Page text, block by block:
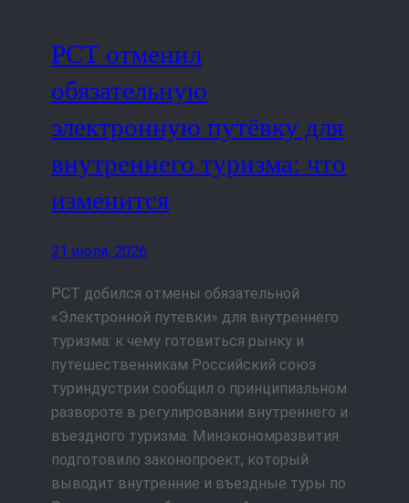
РСТ отменил
обязательную
электронную путёвку для
внутреннего туризма: что
изменится
21 июля, 2026
РСТ добился отмены обязательной
«Электронной путевки» для внутреннего
туризма: к чему готовиться рынку и
путешественникам Российский союз
туриндустрии сообщил о принципиальном
развороте в регулировании внутреннего и
въездного туризма. Минэкономразвития
подготовило законопроект, который
выводит внутренние и въездные туры по